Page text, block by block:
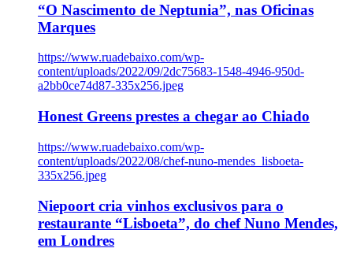
“O Nascimento de Neptunia”, nas Oficinas
Marques
https://www.ruadebaixo.com/wp-
content/uploads/2022/09/2dc75683-1548-4946-950d-
a2bb0ce74d87-335x256.jpeg
Honest Greens prestes a chegar ao Chiado
https://www.ruadebaixo.com/wp-
content/uploads/2022/08/chef-nuno-mendes_lisboeta-
335x256.jpeg
Niepoort cria vinhos exclusivos para o
restaurante “Lisboeta”, do chef Nuno Mendes,
em Londres